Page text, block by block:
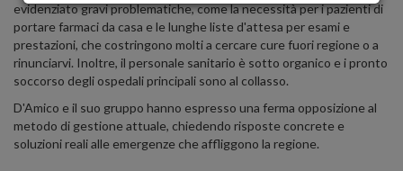
evidenziato gravi problematiche, come la necessità per i pazienti di
portare farmaci da casa e le lunghe liste d'attesa per esami e
prestazioni, che costringono molti a cercare cure fuori regione o a
rinunciarvi. Inoltre, il personale sanitario è sotto organico e i pronto
soccorso degli ospedali principali sono al collasso.
D'Amico e il suo gruppo hanno espresso una ferma opposizione al
metodo di gestione attuale, chiedendo risposte concrete e
soluzioni reali alle emergenze che affliggono la regione.